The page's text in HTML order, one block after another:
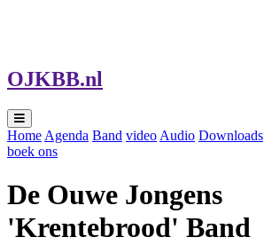
OJKBB.nl
Home Agenda Band video Audio Downloads
boek ons
De Ouwe Jongens
'Krentebrood' Band